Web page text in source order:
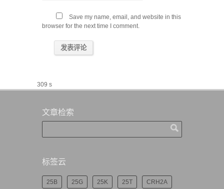
Save my name, email, and website in this
browser for the next time I comment.
309 s
文章检索
标签云
25B 25G 25K 25T CRH2A